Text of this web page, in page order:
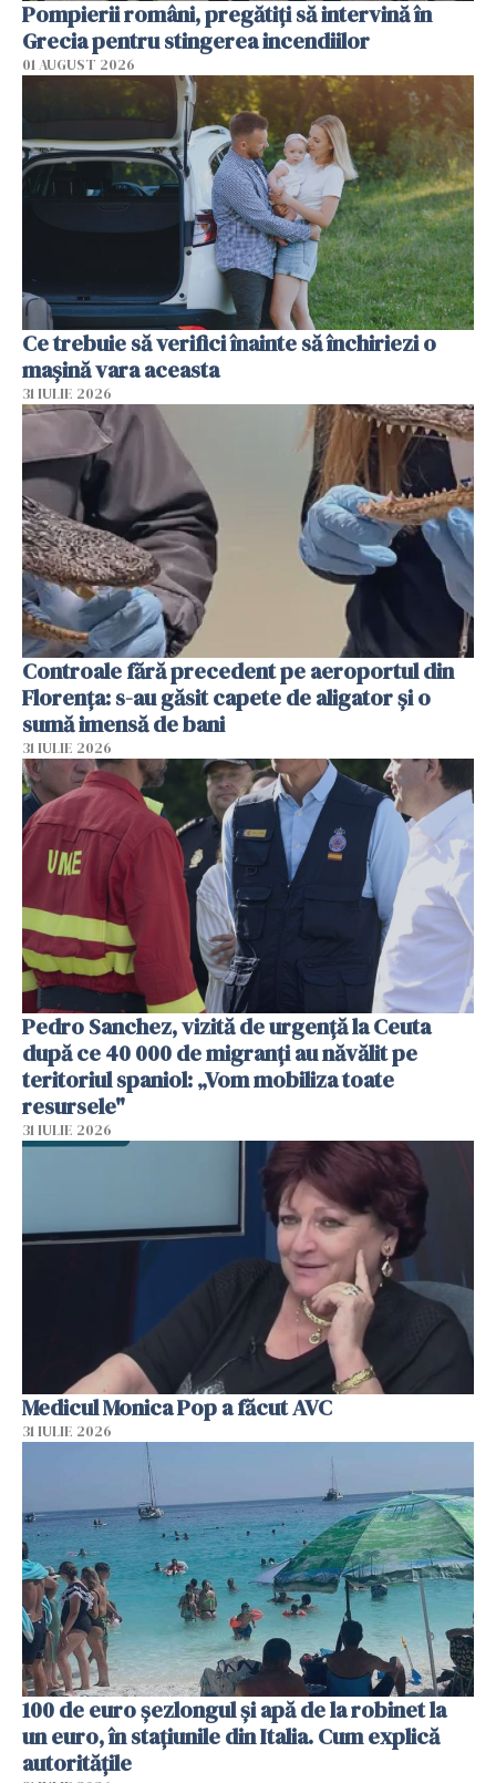
Pompierii români, pregătiţi să intervină în
Grecia pentru stingerea incendiilor
01 AUGUST 2026
Ce trebuie să verifici înainte să închiriezi o
mașină vara aceasta
31 IULIE 2026
Controale fără precedent pe aeroportul din
Florența: s-au găsit capete de aligator și o
sumă imensă de bani
31 IULIE 2026
Pedro Sanchez, vizită de urgență la Ceuta
după ce 40 000 de migranți au năvălit pe
teritoriul spaniol: „Vom mobiliza toate
resursele"
31 IULIE 2026
Medicul Monica Pop a făcut AVC
31 IULIE 2026
100 de euro șezlongul și apă de la robinet la
un euro, în stațiunile din Italia. Cum explică
autoritățile